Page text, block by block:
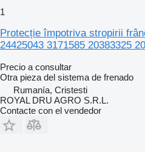
1
Protecție împotriva stropirii
24425043 3171585 20383325
Precio a consultar
Otra pieza del sistema de frenado
Rumanía, Cristesti
ROYAL DRU AGRO S.R.L.
Contacte con el vendedor